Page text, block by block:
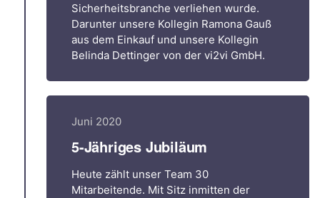
Sicherheitsbranche verliehen wurde.
Darunter unsere Kollegin Ramona Gauß
aus dem Einkauf und unsere Kollegin
Belinda Dettinger von der vi2vi GmbH.
Juni 2020
5-Jähriges Jubiläum
Heute zählt unser Team 30
Mitarbeitende. Mit Sitz inmitten der